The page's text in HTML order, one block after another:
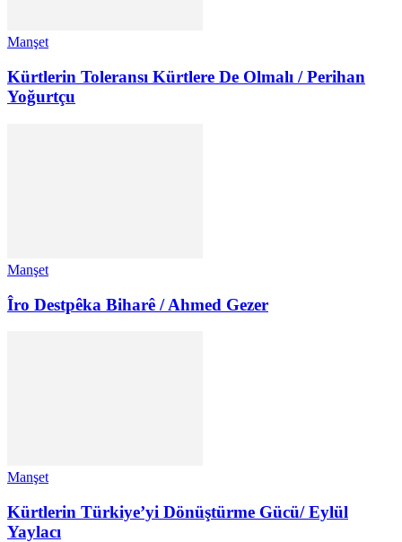
Manşet
Kürtlerin Toleransı Kürtlere De Olmalı / Perihan
Yoğurtçu
Manşet
Îro Destpêka Biharê / Ahmed Gezer
Manşet
Kürtlerin Türkiye’yi Dönüştürme Gücü/ Eylül
Yaylacı